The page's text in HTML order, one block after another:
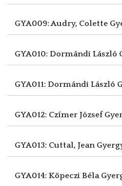
GYA009: Audry, Colette
GYA010: Dormándi László
GYA011: Dormándi László
GYA012: Czímer József
GYA013: Cuttal, Jean
GYA014: Köpeczi Béla